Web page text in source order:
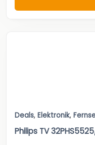
Deals, Elektronik,
Philips TV